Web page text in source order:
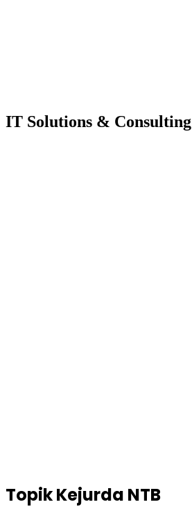
IT Solutions & Consulting
TopikKejurda NTB